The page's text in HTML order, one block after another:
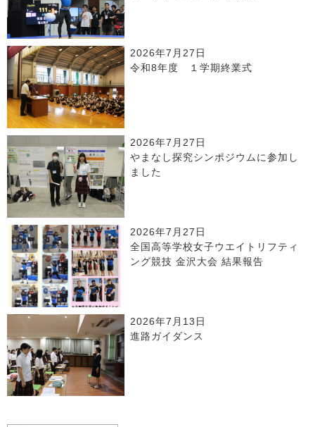
2026年7月27日
令和8年度 １学期終業式
2026年7月27日
やまなし探究シンポジウムに参加し
ました
2026年7月27日
全国高等学校女子ウエイトリフティ
ング競技 金沢大会 結果報告
2026年7月13日
進路ガイダンス